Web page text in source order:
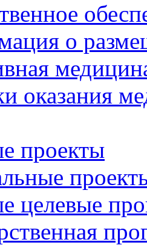
о
оказания
проекты
целевые